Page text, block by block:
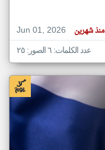
Jun 01, 2026
منذ شهرين
عدد الكلمات: ٦ الصور: ٢٥